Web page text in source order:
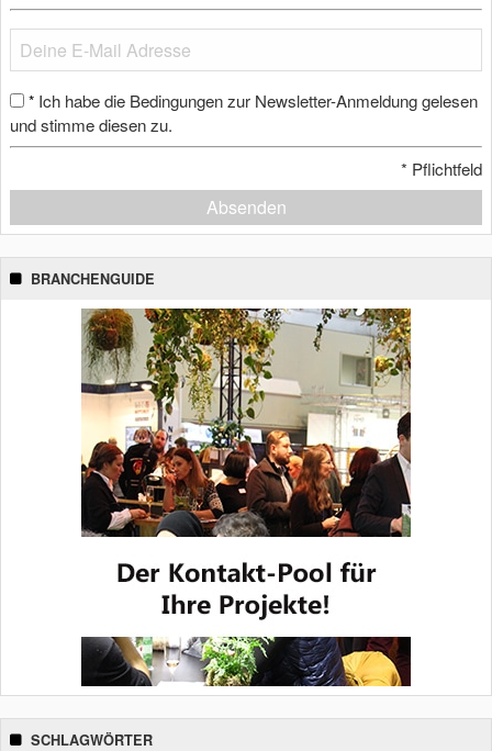
* Ich habe die Bedingungen zur Newsletter-Anmeldung gelesen
und stimme diesen zu.
* Pflichtfeld
Absenden
BRANCHENGUIDE
SCHLAGWÖRTER